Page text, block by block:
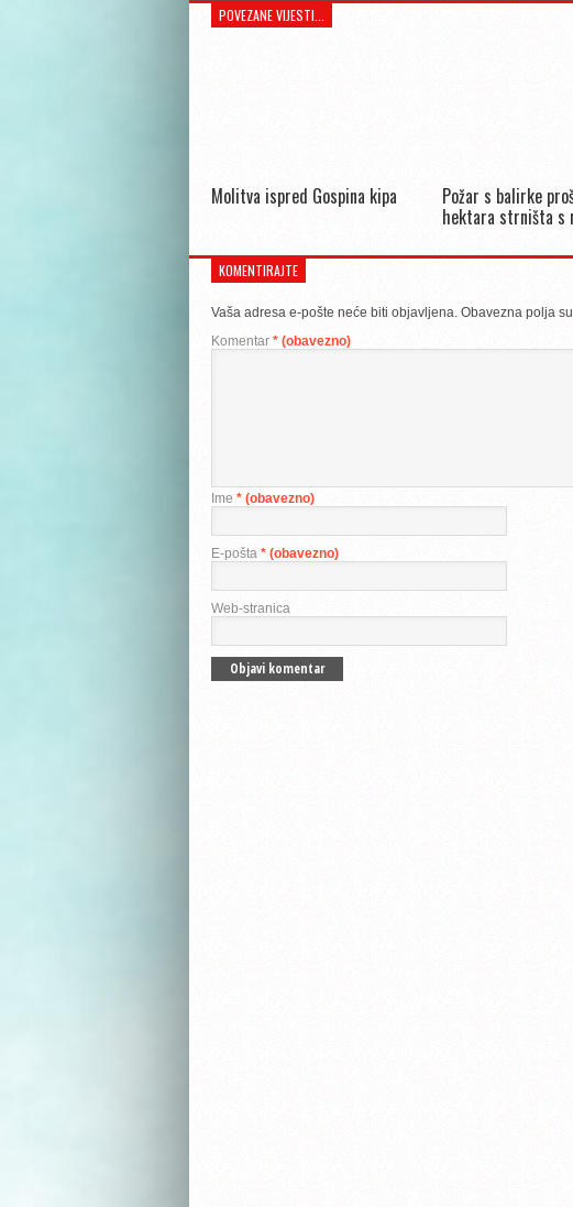
POVEZANE VIJESTI...
Molitva ispred Gospina kipa Požar s balirke
hektara strništa s
KOMENTIRAJTE
Vaša adresa e-pošte neće biti objavljena. Obavezna polja
Komentar * (obavezno)
Ime * (obavezno)
E-pošta * (obavezno)
Web-stranica